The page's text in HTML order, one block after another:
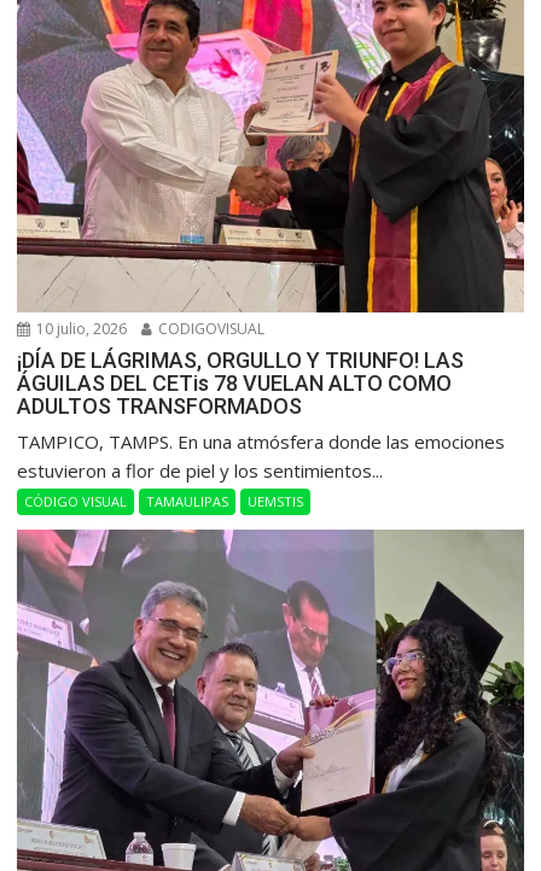
10 julio, 2026 CODIGOVISUAL
¡DÍA DE LÁGRIMAS, ORGULLO Y TRIUNFO! LAS
ÁGUILAS DEL CETis 78 VUELAN ALTO COMO
ADULTOS TRANSFORMADOS
​TAMPICO, TAMPS. En una atmósfera donde las emociones
estuvieron a flor de piel y los sentimientos...
CÓDIGO VISUAL TAMAULIPAS UEMSTIS